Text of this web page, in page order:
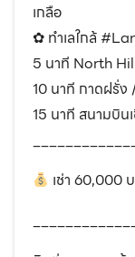
เกลือ
✿ ทำเลใกล้
5 นาที North
10 นาที กาดฝรั่
15 นาที สนามบิน
เช่า 60,000